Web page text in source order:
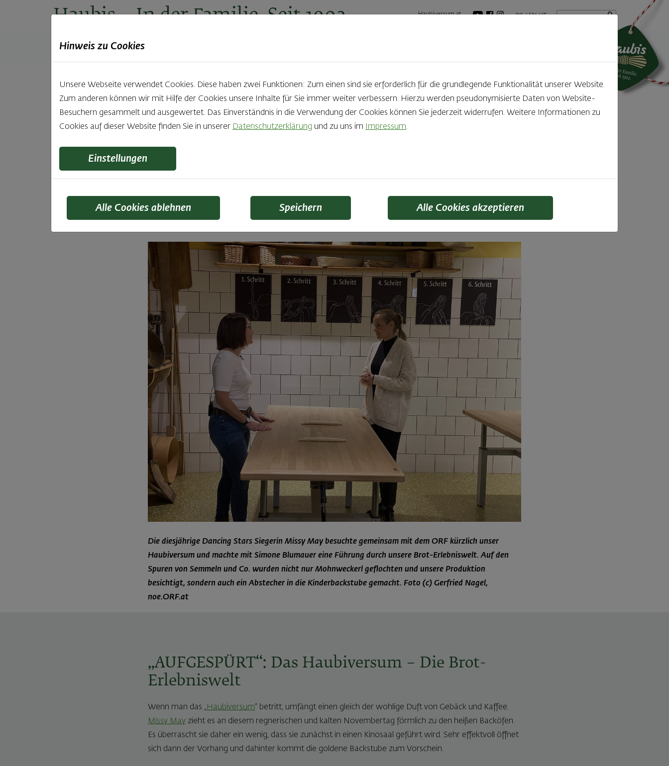
Haubis– In der Familie. Seit 1902. Haubiversum.at DE EN IT Suchbegriff
Produkte Backstuben
Siegerin 2023 ist den Semmeln
auf der Spur
Die diesjährige Dancing Stars Siegerin Missy May besuchte gemeinsam mit dem ORF kürzlich unser
Haubiversum und machte mit Simone Blumauer eine Führung durch unsere Brot-Erlebniswelt. Auf den
Spuren von Semmeln und Co. wurden nicht nur Mohnweckerl geflochten und unsere Produktion
besichtigt, sondern auch ein Abstecher in die Kinderbackstube gemacht. Foto (c) Gerfried Nagel,
noe.ORF.at
„AUFGESPÜRT“: Das Haubiversum – Die Brot-
Erlebniswelt
Wenn man das „ Haubiversum“ betritt, umfängt einen gleich der wohlige Duft von Gebäck und Kaffee.
Missy May zieht es an diesem regnerischen und kalten Novembertag förmlich zu den heißen Backöfen.
Es überrascht sie daher ein wenig, dass sie zunächst in einen Kinosaal geführt wird. Sehr effektvoll öffnet
sich dann der Vorhang und dahinter kommt die goldene Backstube zum Vorschein.
Hinweis zu Cookies
Unsere Webseite verwendet Cookies. Diese haben zwei Funktionen: Zum einen sind sie erforderlich für die grundlegende Funktionalität unserer Website.
Zum anderen können wir mit Hilfe der Cookies unsere Inhalte für Sie immer weiter verbessern. Hierzu werden pseudonymisierte Daten von Website-
Besuchern gesammelt und ausgewertet. Das Einverständnis in die Verwendung der Cookies können Sie jederzeit widerrufen. Weitere Informationen zu
Cookies auf dieser Website finden Sie in unserer Datenschutzerklärung und zu uns im Impressum.
Einstellungen
Alle Cookies ablehnen Speichern Alle Cookies akzeptieren